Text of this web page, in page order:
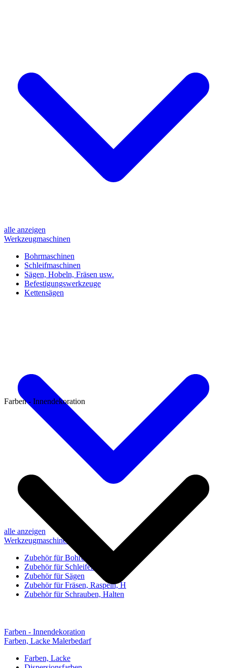
alle anzeigen
Werkzeugmaschinen
Bohrmaschinen
Schleifmaschinen
Sägen, Hobeln, Fräsen usw.
Befestigungswerkzeuge
Kettensägen
alle anzeigen
Werkzeugmaschinen-Zubehör
Zubehör für Bohren, Bohrhilfen
Zubehör für Schleifen, Poliere
Zubehör für Sägen
Zubehör für Fräsen, Raspeln, H
Zubehör für Schrauben, Halten
Farben - Innendekoration
Farben - Innendekoration
Farben, Lacke Malerbedarf
Farben, Lacke